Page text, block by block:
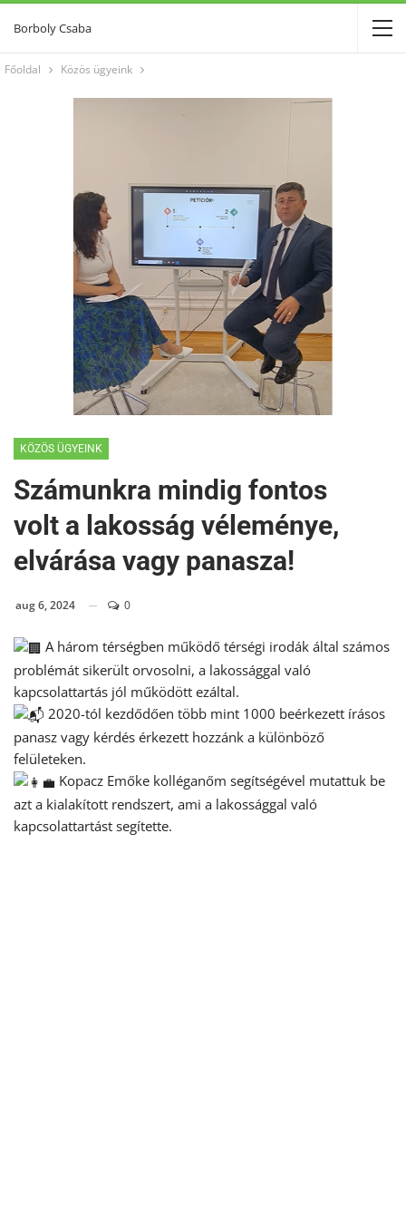
Borboly Csaba
Főoldal Közös ügyeink
KÖZÖS ÜGYEINK
Számunkra mindig fontos
volt a lakosság véleménye,
elvárása vagy panasza!
aug 6, 2024 0
A három térségben működő térségi irodák által számos
problémát sikerült orvosolni, a lakossággal való
kapcsolattartás jól működött ezáltal.
2020-tól kezdődően több mint 1000 beérkezett írásos
panasz vagy kérdés érkezett hozzánk a különböző
felületeken.
Kopacz Emőke kolléganőm segítségével mutattuk be
azt a kialakított rendszert, ami a lakossággal való
kapcsolattartást segítette.